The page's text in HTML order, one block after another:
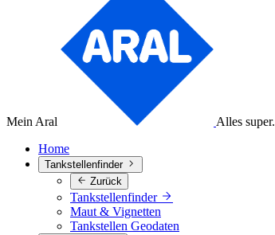
Mein Aral
Alles super.
Home
Tankstellenfinder
Zurück
Tankstellenfinder
Maut & Vignetten
Tankstellen Geodaten